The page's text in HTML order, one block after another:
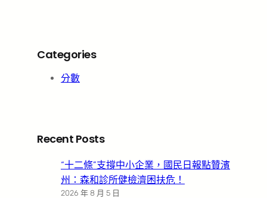
Categories
分數
Recent Posts
“十二條”支撐中小企業，國民日報點贊濱
州：森和診所健檢濟困扶危！
2026 年 8 月 5 日